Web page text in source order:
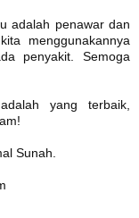
adalah penawar dan
menggunakannya
penyakit. Semoga
Sunah.